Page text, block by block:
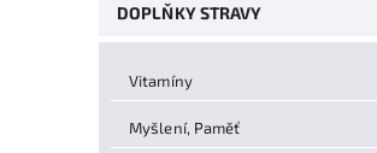
DOPLŇKY STRAVY
Vitamíny
Myšlení, Paměť